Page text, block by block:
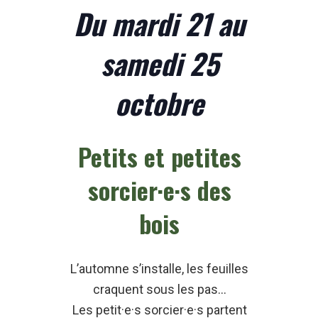
Du mardi 21 au
samedi 25
octobre
Petits et petites
sorcier·e·s des
bois
L’automne s’installe, les feuilles
craquent sous les pas…
Les petit·e·s sorcier·e·s partent